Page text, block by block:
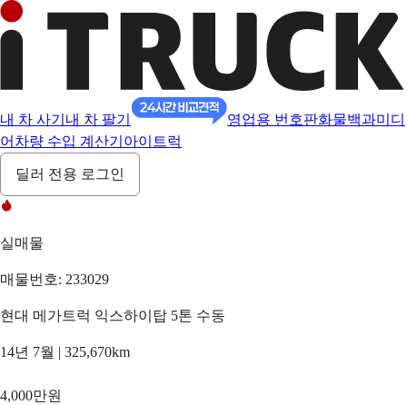
내 차 사기 내 차 팔기 영업용 번호판화물백과미디
어 차량 수입 계산기 아이트럭
딜러 전용 로그인
실매물
매물번호: 233029
현대 메가트럭 익스하이탑 5톤 수동
14년 7월 | 325,670km
4,000만원